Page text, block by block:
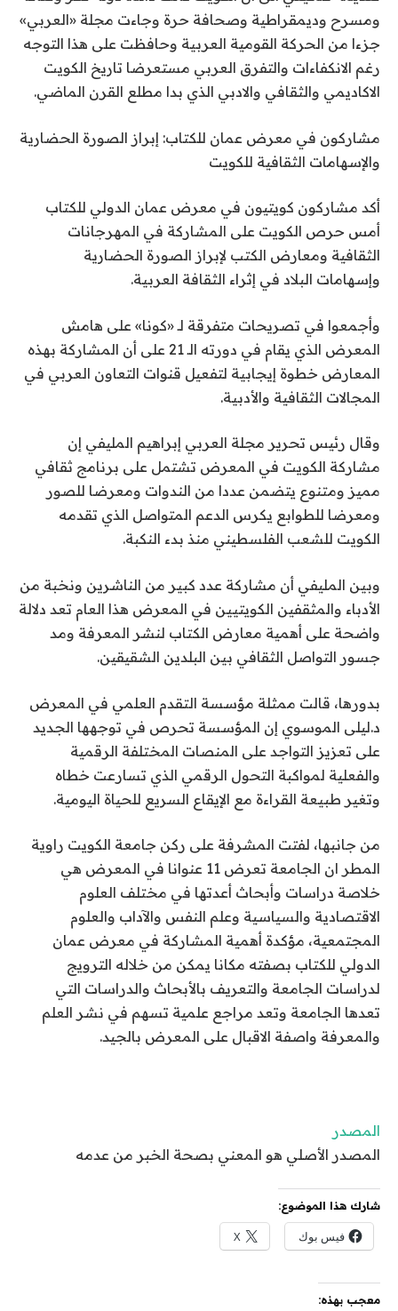
ومسرح وديمقراطية وصحافة حرة وجاءت مجلة «العربي»
جزءا من الحركة القومية العربية وحافظت على هذا التوجه
رغم الانكفاءات والتفرق العربي مستعرضا تاريخ الكويت
الاكاديمي والثقافي والادبي الذي بدا مطلع القرن الماضي.
مشاركون في معرض عمان للكتاب: إبراز الصورة الحضارية
والإسهامات الثقافية للكويت
أكد مشاركون كويتيون في معرض عمان الدولي للكتاب
أمس حرص الكويت على المشاركة في المهرجانات
الثقافية ومعارض الكتب لإبراز الصورة الحضارية
وإسهامات البلاد في إثراء الثقافة العربية.
وأجمعوا في تصريحات متفرقة لـ «كونا» على هامش
المعرض الذي يقام في دورته الـ 21 على أن المشاركة بهذه
المعارض خطوة إيجابية لتفعيل قنوات التعاون العربي في
المجالات الثقافية والأدبية.
وقال رئيس تحرير مجلة العربي إبراهيم المليفي إن
مشاركة الكويت في المعرض تشتمل على برنامج ثقافي
مميز ومتنوع يتضمن عددا من الندوات ومعرضا للصور
ومعرضا للطوابع يكرس الدعم المتواصل الذي تقدمه
الكويت للشعب الفلسطيني منذ بدء النكبة.
وبين المليفي أن مشاركة عدد كبير من الناشرين ونخبة من
الأدباء والمثقفين الكويتيين في المعرض هذا العام تعد دلالة
واضحة على أهمية معارض الكتاب لنشر المعرفة ومد
جسور التواصل الثقافي بين البلدين الشقيقين.
بدورها، قالت ممثلة مؤسسة التقدم العلمي في المعرض
د.ليلى الموسوي إن المؤسسة تحرص في توجهها الجديد
على تعزيز التواجد على المنصات المختلفة الرقمية
والفعلية لمواكبة التحول الرقمي الذي تسارعت خطاه
وتغير طبيعة القراءة مع الإيقاع السريع للحياة اليومية.
من جانبها، لفتت المشرفة على ركن جامعة الكويت راوية
المطر ان الجامعة تعرض 11 عنوانا في المعرض هي
خلاصة دراسات وأبحاث أعدتها في مختلف العلوم
الاقتصادية والسياسية وعلم النفس والآداب والعلوم
المجتمعية، مؤكدة أهمية المشاركة في معرض عمان
الدولي للكتاب بصفته مكانا يمكن من خلاله الترويج
لدراسات الجامعة والتعريف بالأبحاث والدراسات التي
تعدها الجامعة وتعد مراجع علمية تسهم في نشر العلم
والمعرفة واصفة الاقبال على المعرض بالجيد.
المصدر
المصدر الأصلي هو المعني بصحة الخبر من عدمه
شارك هذا الموضوع:
فيس بوك X
معجب بهذه: